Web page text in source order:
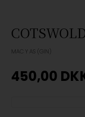
MAC Y AS (GIN)
450,00